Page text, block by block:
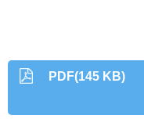
PDF(145 KB)